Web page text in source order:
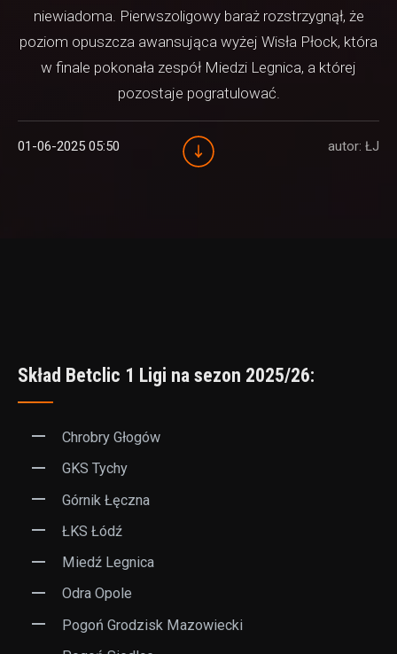
niewiadoma. Pierwszoligowy baraż rozstrzygnął, że
poziom opuszcza awansująca wyżej Wisła Płock, która
w finale pokonała zespół Miedzi Legnica, a której
pozostaje pogratulować.
01-06-2025 05:50 autor: ŁJ
Skład Betclic 1 Ligi na sezon 2025/26:
Chrobry Głogów
GKS Tychy
Górnik Łęczna
ŁKS Łódź
Miedź Legnica
Odra Opole
Pogoń Grodzisk Mazowiecki